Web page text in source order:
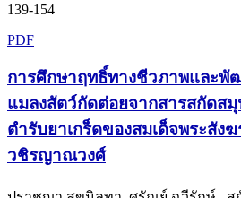
139-154
PDF
การศึกษาฤทธิ์ทางชีวภาพและ
แมลงสัตว์กัดต่อยจากสารสกัดสมุ
ตำรับยาเกร็ดของสมเด็จพระสัง
วชิรญาณวงศ์